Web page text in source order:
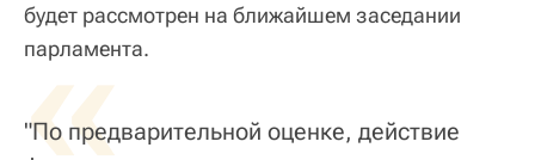
будет рассмотрен на ближайшем заседании
парламента.
«
"По предварительной оценке, действие